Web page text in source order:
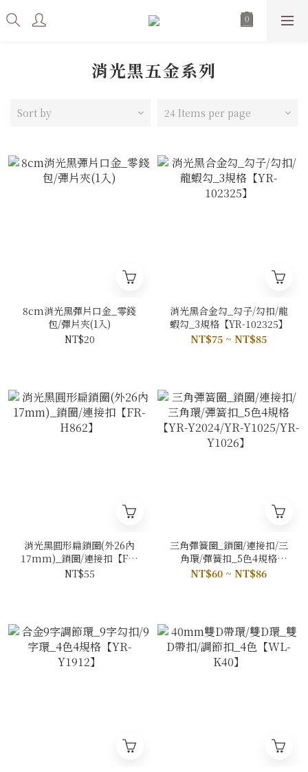
消光黑五金系列
Sort by 24 Items per page
8cm消光黑彈片口金_零錢
包/彈片夾(1入)
NT$20
消光黑合金勾_勾子/勾扣/龍
蝦勾_3規格【YR-102325】
NT$75 ~ NT$85
消光黑圓形扁鎖圈(外26內
17mm)_鎖圈/連接扣【FR-
H862】
NT$55
三角彈簧圈_鎖圈/連接扣/三
角環/彈簧扣_5色4規格
【YR-Y2024/YR-
NT$60 ~ NT$86